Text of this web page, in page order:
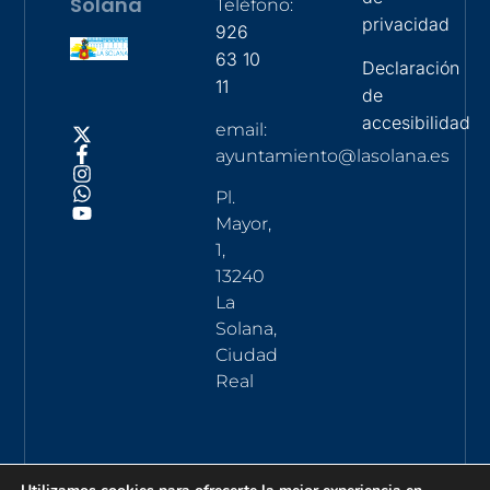
Teléfono:
926
63 10
11
email:
ayuntamiento@lasolana.es
Pl.
Mayor,
1,
13240
La
Solana,
Ciudad
Real
privacidad
Declaración
de
accesibilidad